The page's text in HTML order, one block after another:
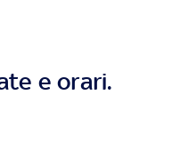
e orari.